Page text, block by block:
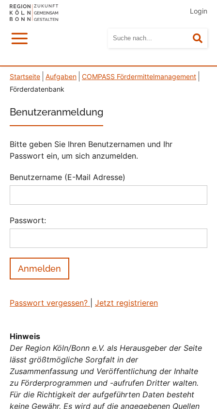
Login
Menü
Startseite Aufgaben
COMPASS Fördermittelmanagement
Förderdatenbank
Benutzeranmeldung
Bitte geben Sie Ihren Benutzernamen und Ihr
Passwort ein, um sich anzumelden.
Benutzername (E-Mail Adresse)
Passwort:
Passwort vergessen? Jetzt registrieren
Hinweis
Der Region Köln/Bonn e.V. als Herausgeber der Seite
lässt größtmögliche Sorgfalt in der
Zusammenfassung und Veröffentlichung der Inhalte
zu Förderprogrammen und -aufrufen Dritter walten.
Für die Richtigkeit der aufgeführten Daten besteht
keine Gewähr. Es wird auf die angegebenen Quellen